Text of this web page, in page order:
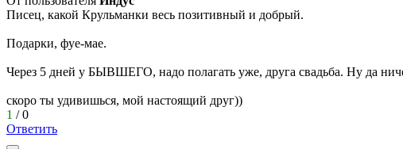
Писец, какой Крульманки весь позитивный и добрый.
Подарки, фуе-мае.
Через 5 дней у БЫВШЕГО, надо полагать уже, друга свадьба. Ну да
скоро ты удивишься, мой настоящий друг))
1 /0
Ответить